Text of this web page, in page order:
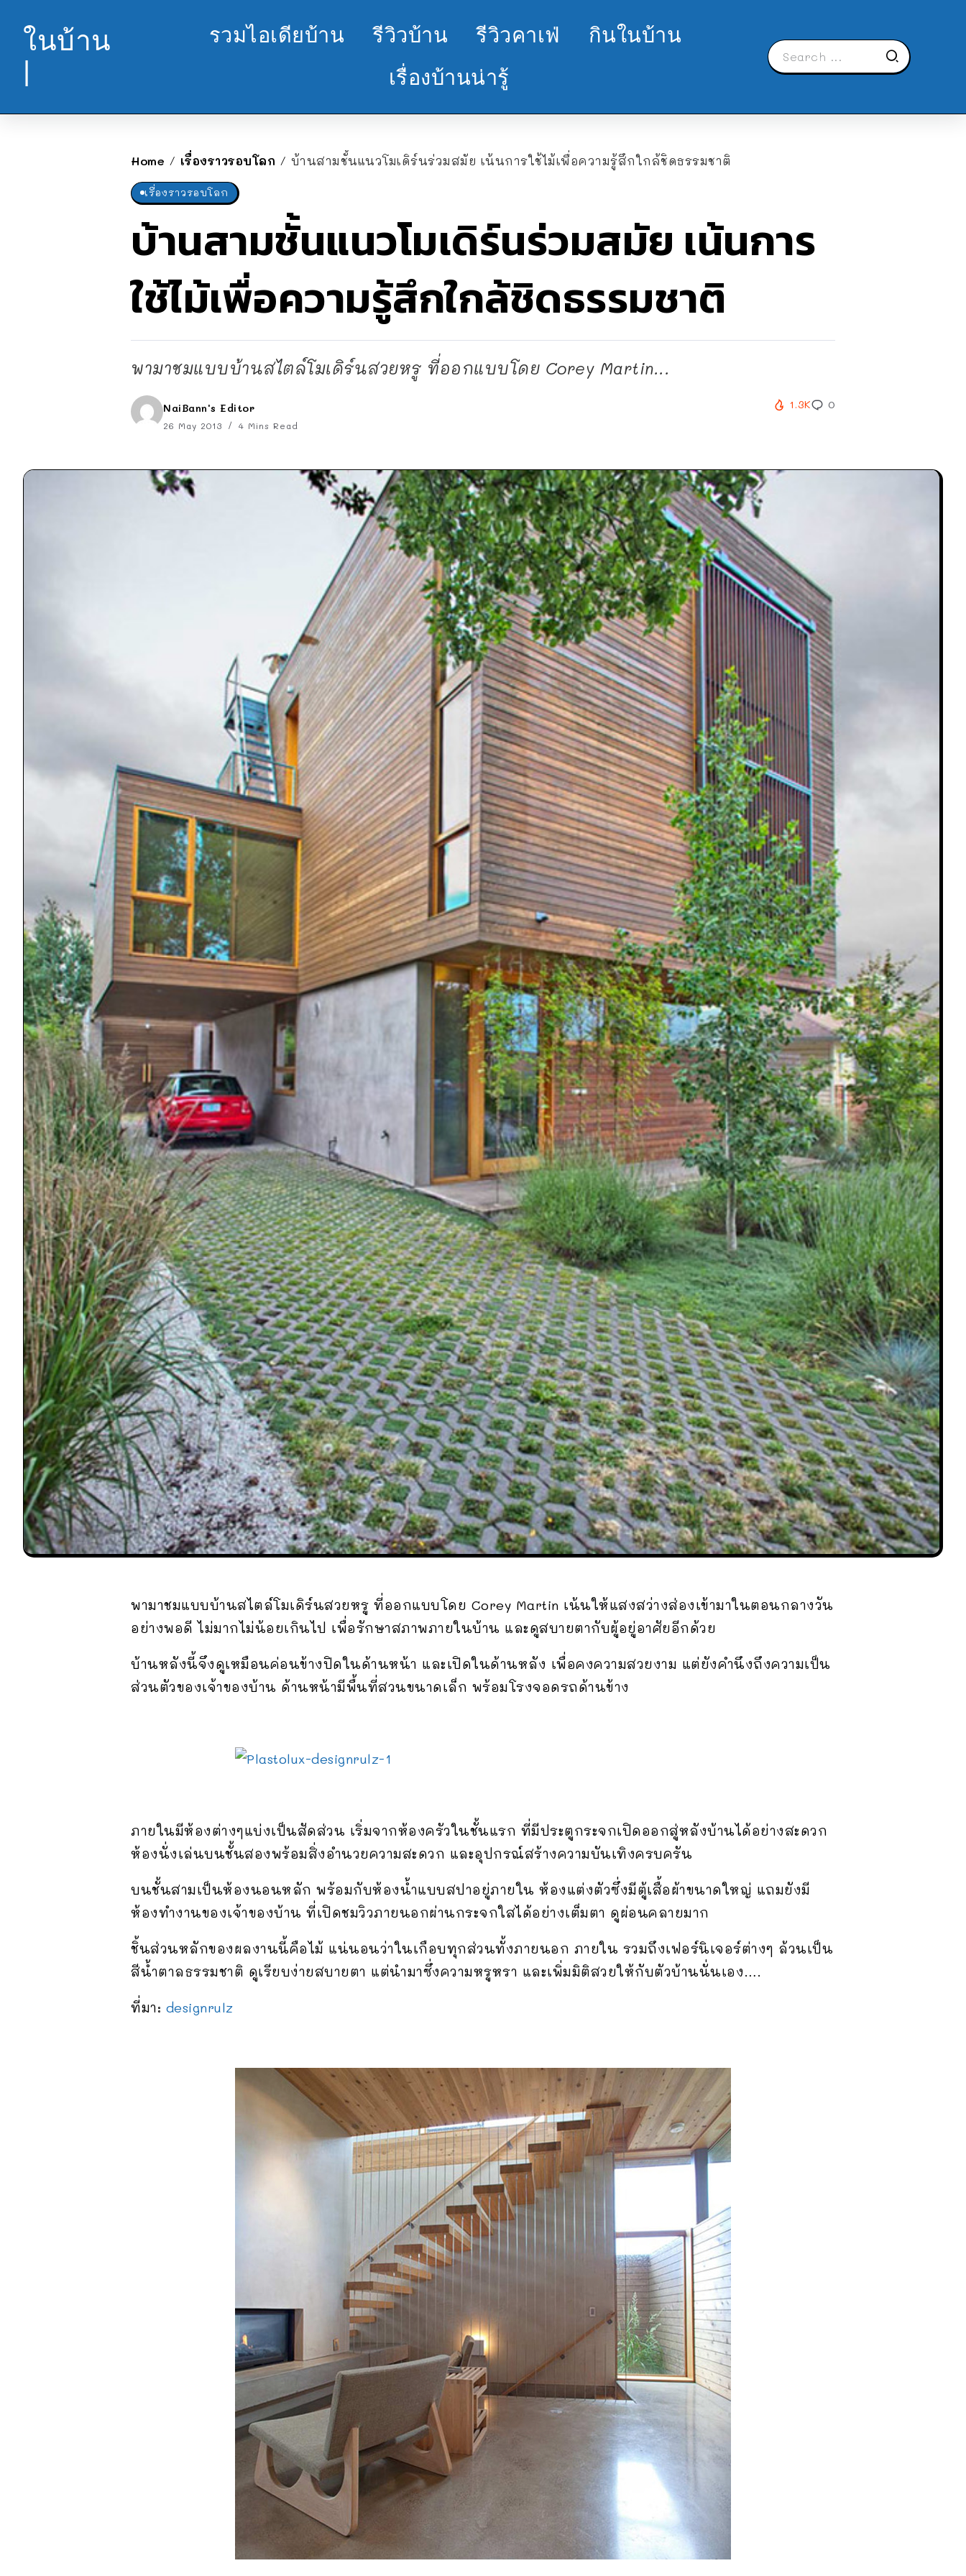
ในบ้าน
|
รวมไอเดียบ้าน รีวิวบ้าน รีวิวคาเฟ่
กินในบ้าน
เรื่องบ้านน่ารู้
Home / เรื่องราวรอบโลก / บ้านสามชั้นแนวโมเดิร์นร่วมสมัย เน้นการใช้ไม้เพื่อความรู้สึกใกล้ชิดธรรมชาติ
เรื่องราวรอบโลก
บ้านสามชั้นแนวโมเดิร์นร่วมสมัย เน้นการ
ใช้ไม้เพื่อความรู้สึกใกล้ชิดธรรมชาติ
พามาชมแบบบ้านสไตล์โมเดิร์นสวยหรู ที่ออกแบบโดย Corey Martin...
NaiBann's Editor
26 May 2013 4 Mins Read
1.3K 0
พามาชมแบบบ้านสไตล์โมเดิร์นสวยหรู ที่ออกแบบโดย Corey Martin เน้นให้แสงสว่างส่องเข้ามาในตอนกลางวัน
อย่างพอดี ไม่มากไม่น้อยเกินไป เพื่อรักษาสภาพภายในบ้าน และดูสบายตากับผู้อยู่อาศัยอีกด้วย
บ้านหลังนี้จึงดูเหมือนค่อนข้างปิดในด้านหน้า และเปิดในด้านหลัง เพื่อคงความสวยงาม แต่ยังคำนึงถึงความเป็น
ส่วนตัวของเจ้าของบ้าน ด้านหน้ามีพื้นที่สวนขนาดเล็ก พร้อมโรงจอดรถด้านข้าง
ภายในมีห้องต่างๆแบ่งเป็นสัดส่วน เริ่มจากห้องครัวในชั้นแรก ที่มีประตูกระจกเปิดออกสู่หลังบ้านได้อย่างสะดวก
ห้องนั่งเล่นบนชั้นสองพร้อมสิ่งอำนวยความสะดวก และอุปกรณ์สร้างความบันเทิงครบครัน
บนชั้นสามเป็นห้องนอนหลัก พร้อมกับห้องน้ำแบบสปาอยู่ภายใน ห้องแต่งตัวซึ่งมีตู้เสื้อผ้าขนาดใหญ่ แถมยังมี
ห้องทำงานของเจ้าของบ้าน ที่เปิดชมวิวภายนอกผ่านกระจกใสได้อย่างเต็มตา ดูผ่อนคลายมาก
ชิ้นส่วนหลักของผลงานนี้คือไม้ แน่นอนว่าในเกือบทุกส่วนทั้งภายนอก ภายใน รวมถึงเฟอร์นิเจอร์ต่างๆ ล้วนเป็น
สีน้ำตาลธรรมชาติ ดูเรียบง่ายสบายตา แต่นำมาซึ่งความหรูหรา และเพิ่มมิติสวยให้กับตัวบ้านนั่นเอง….
ที่มา: designrulz